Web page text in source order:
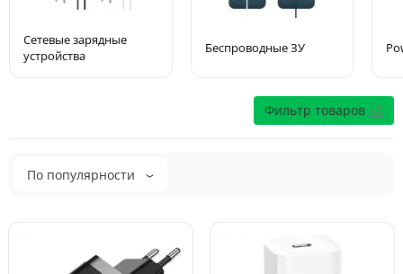
Сетевые зарядные
устройства
Беспроводные ЗУ
Фильтр товаров
По популярности